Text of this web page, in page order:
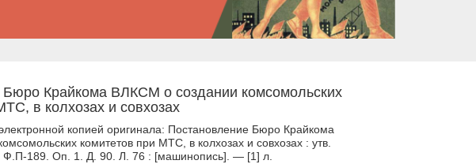
Бюро Крайкома ВЛКСМ о создании комсомольских
в колхозах и совхозах
копией оригинала: Постановление Бюро Крайкома
комитетов при МТС, в колхозах и совхозах : утв.
Ф.П-189. Оп. 1. Д. 90. Л. 76 : [машинопись]. — [1] л.